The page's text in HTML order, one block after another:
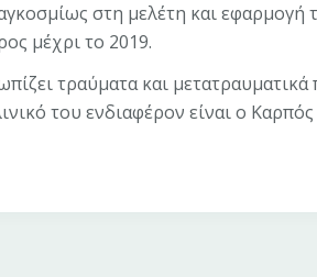
στη μελέτη και
μέχρι το 2019.
τραύματα και
του ενδιαφέρον είναι ο Καρπός